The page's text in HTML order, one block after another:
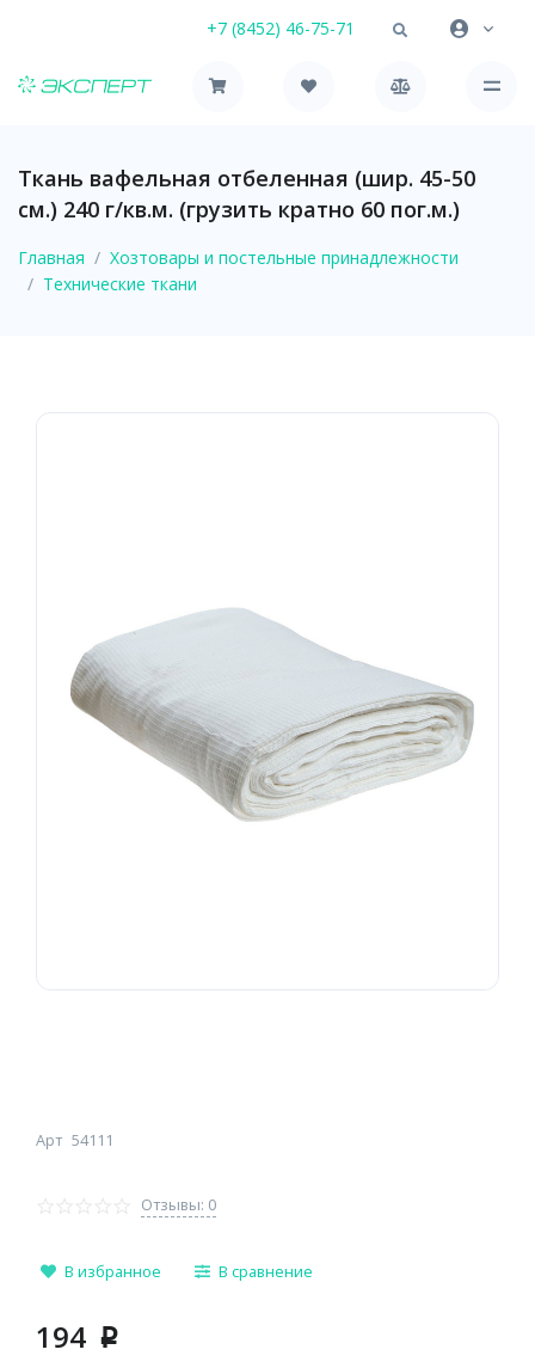
+7 (8452) 46-75-71
Ткань вафельная отбеленная (шир. 45-50
см.) 240 г/кв.м. (грузить кратно 60 пог.м.)
Главная
Хозтовары и постельные принадлежности
Технические ткани
Арт 54111
Отзывы: 0
В избранное В сравнение
194 p